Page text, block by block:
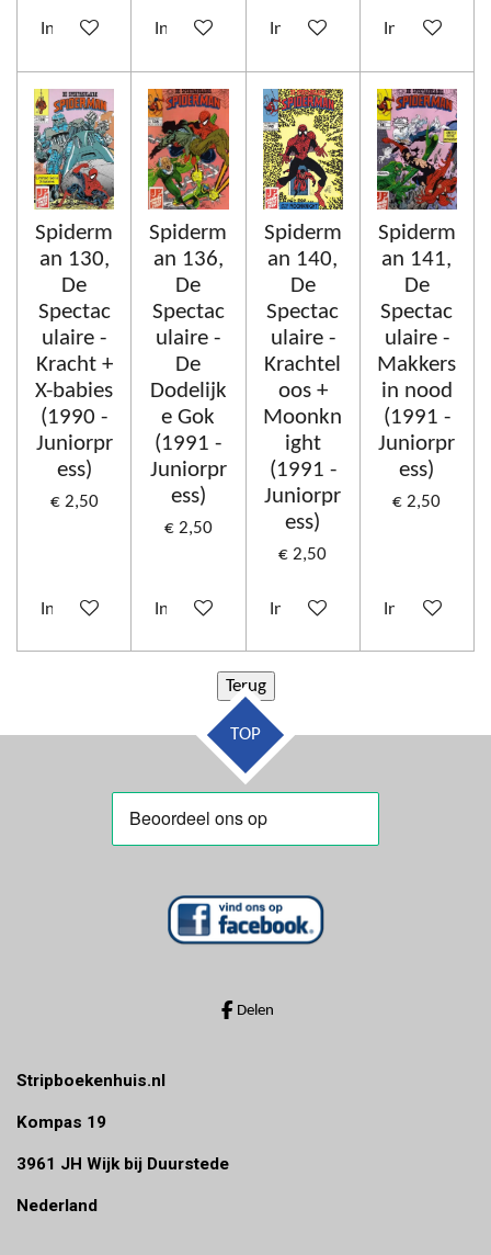
In winkelwagen In winkelwagen In winkelwagen In
Spiderm
an 130,
De
Spectac
ulaire -
Kracht +
X-babies
(1990 -
Juniorpr
ess)
€ 2,50
In winkelwagen
Spiderm
an 136,
De
Spectac
ulaire -
De
Dodelijk
e Gok
(1991 -
Juniorpr
ess)
€ 2,50
In winkelwagen
Spiderm
an 140,
De
Spectac
ulaire -
Krachtel
oos +
Moonkn
ight
(1991 -
Juniorpr
ess)
€ 2,50
In winkelwagen
Spiderm
an 141,
De
Spectac
ulaire -
Makkers
in nood
(1991 -
Juniorpr
ess)
€ 2,50
In
TOP
Delen
Stripboekenhuis.nl
Kompas 19
3961 JH Wijk bij Duurstede
Nederland